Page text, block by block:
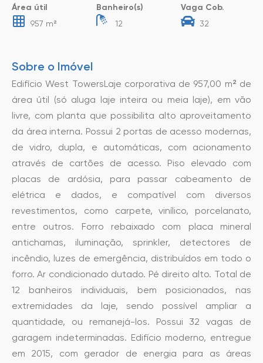
Área útil
957 m²
Banheiro(s)
12
Vaga Cob.
32
Sobre o Imóvel
Edifício West TowersLaje corporativa de 957,00 m² de
área útil (só aluga laje inteira ou meia laje), em vão
livre, com planta que possibilita alto aproveitamento
da área interna. Possui 2 portas de acesso modernas,
de vidro, dupla, e automáticas, com acionamento
através de cartões de acesso. Piso elevado com
placas de ardósia, para passar cabeamento de
elétrica e dados, e compatível com diversos
revestimentos, como carpete, vinílico, porcelanato,
entre outros. Forro rebaixado com placa mineral
antichamas, iluminação, sprinkler, detectores de
incêndio, luzes de emergência, distribuídos em todo o
forro. Ar condicionado dutado. Pé direito alto. Total de
12 banheiros individuais, bem posicionados, nas
extremidades da laje, sendo possível ampliar a
quantidade, ou remanejá-los. Possui 32 vagas de
garagem indeterminadas. Edifício moderno, entregue
em 2015, com gerador de energia para as áreas